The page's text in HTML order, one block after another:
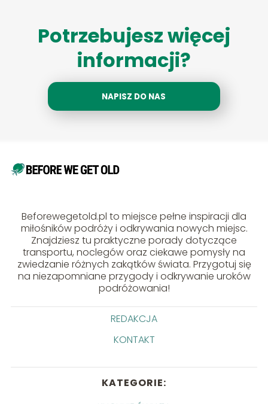
Potrzebujesz więcej
informacji?
NAPISZ DO NAS
Beforewegetold.pl to miejsce pełne inspiracji dla
miłośników podróży i odkrywania nowych miejsc.
Znajdziesz tu praktyczne porady dotyczące
transportu, noclegów oraz ciekawe pomysły na
zwiedzanie różnych zakątków świata. Przygotuj się
na niezapomniane przygody i odkrywanie uroków
podróżowania!
REDAKCJA
KONTAKT
KATEGORIE: